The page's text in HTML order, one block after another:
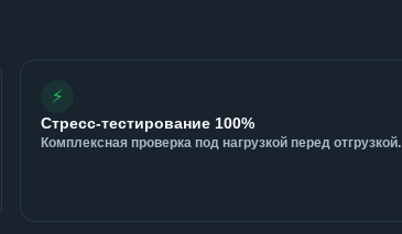
⚡
Стресс-тестирование 100%
Комплексная проверка под нагрузкой перед отгрузкой.